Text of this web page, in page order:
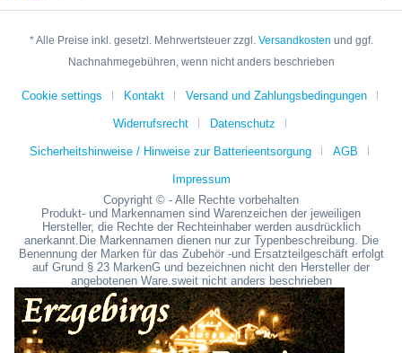
* Alle Preise inkl. gesetzl. Mehrwertsteuer zzgl. Versandkosten und ggf.
Nachnahmegebühren, wenn nicht anders beschrieben
Cookie settings Kontakt Versand und Zahlungsbedingungen
Widerrufsrecht Datenschutz
Sicherheitshinweise / Hinweise zur Batterieentsorgung AGB
Impressum
Copyright © - Alle Rechte vorbehalten
Produkt- und Markennamen sind Warenzeichen der jeweiligen
Hersteller, die Rechte der Rechteinhaber werden ausdrücklich
anerkannt.Die Markennamen dienen nur zur Typenbeschreibung. Die
Benennung der Marken für das Zubehör -und Ersatzteilgeschäft erfolgt
auf Grund § 23 MarkenG und bezeichnen nicht den Hersteller der
angebotenen Ware.sweit nicht anders beschrieben